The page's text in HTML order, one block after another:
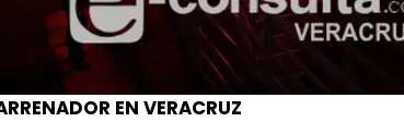
EN VERACRUZ